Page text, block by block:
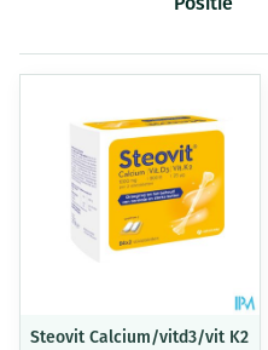
Sorteer op:
Steovit Calcium/vitd3/vit K2